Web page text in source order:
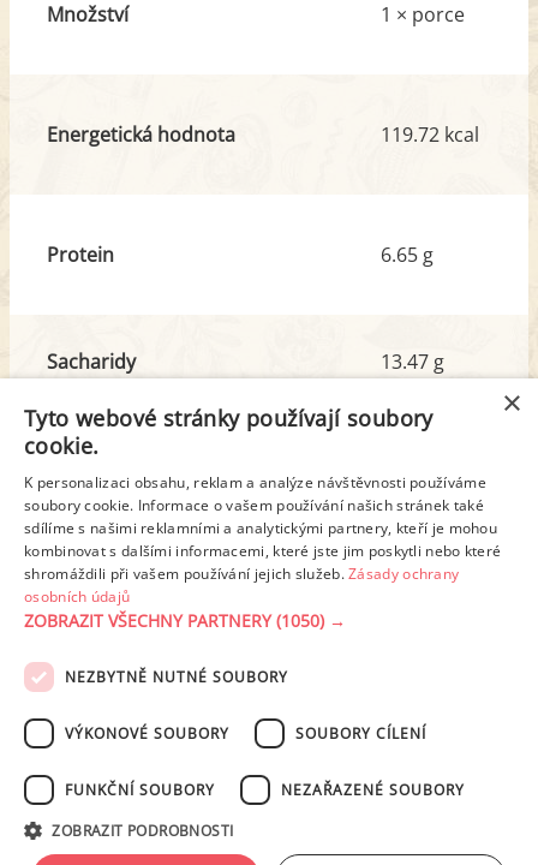
Množství 1 × porce
Energetická hodnota 119.72 kcal
Protein 6.65 g
Sacharidy
13.47 g
Tuk
z toho nas. mastné kyseliny
3.89 g
1.65 g
Detailní rozpis
PODMÍNKY UŽITÍ ZÁSADY OCHRANY OSOBNÍCH ÚDAJŮ
NASTAVENÍ COOKIES
tohoto serveru je bez písemného souhlasu provozovatele zakázáno.
×
Tyto webové stránky používají soubory
cookie.
K personalizaci obsahu, reklam a analýze návštěvnosti používáme
soubory cookie. Informace o vašem používání našich stránek také
sdílíme s našimi reklamními a analytickými partnery, kteří je mohou
kombinovat s dalšími informacemi, které jste jim poskytli nebo které
shromáždili při vašem používání jejich služeb.Zásady ochrany
osobních údajů
ZOBRAZIT VŠECHNY PARTNERY(1050) →
NEZBYTNĚ NUTNÉ SOUBORY
VÝKONOVÉ SOUBORY SOUBORY CÍLENÍ
FUNKČNÍ SOUBORY NEZAŘAZENÉ SOUBORY
ZOBRAZIT PODROBNOSTI